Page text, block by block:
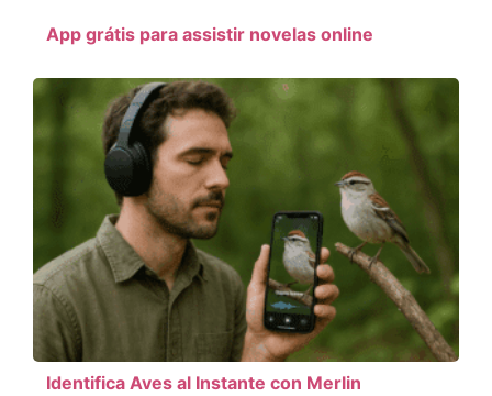
App grátis para assistir novelas online
Identifica Aves al Instante con Merlin